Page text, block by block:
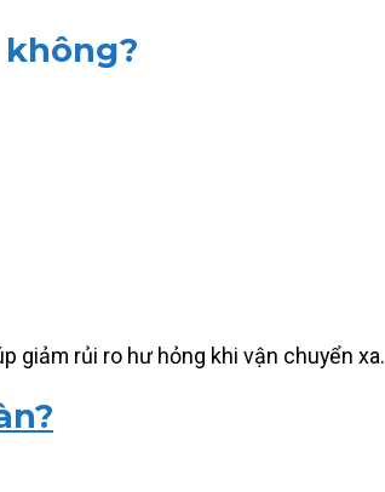
giảm rủi ro hư hỏng khi vận chuyển xa.